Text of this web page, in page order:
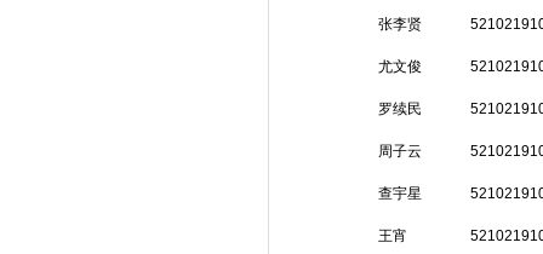
张李贤
尤文俊
罗续民
周子云
查宇星
王宵